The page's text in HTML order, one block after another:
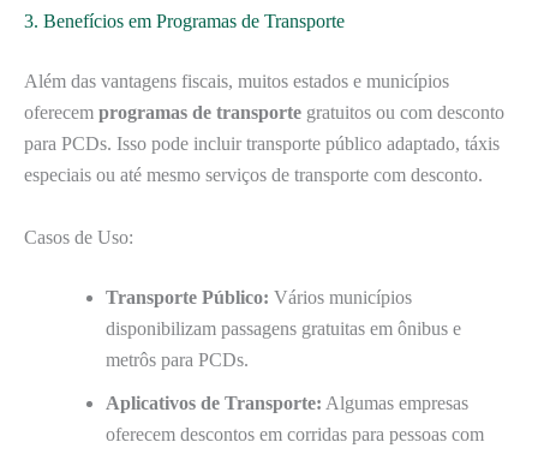
3. Benefícios em Programas de Transporte
Além das vantagens fiscais, muitos estados e municípios
oferecem programas de transporte gratuitos ou com desconto
para PCDs. Isso pode incluir transporte público adaptado, táxis
especiais ou até mesmo serviços de transporte com desconto.
Casos de Uso:
Transporte Público: Vários municípios
disponibilizam passagens gratuitas em ônibus e
metrôs para PCDs.
Aplicativos de Transporte: Algumas empresas
oferecem descontos em corridas para pessoas com